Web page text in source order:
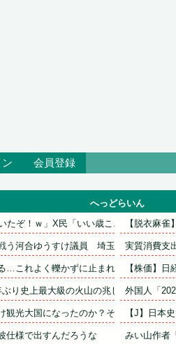
ン 会員登録
へっどらいん
たぞ！ｗ」X民「いい歳こ...
う河合ゆうすけ議員　埼玉県...
…これよく轢かずに止まれた...
り史上最大級の火山の兆し...
観光大国になったのか？その...
仕様で出すんだろうな
【脱衣麻
実質消費支
【株価】
外国人「
【J】日本
みい山作者